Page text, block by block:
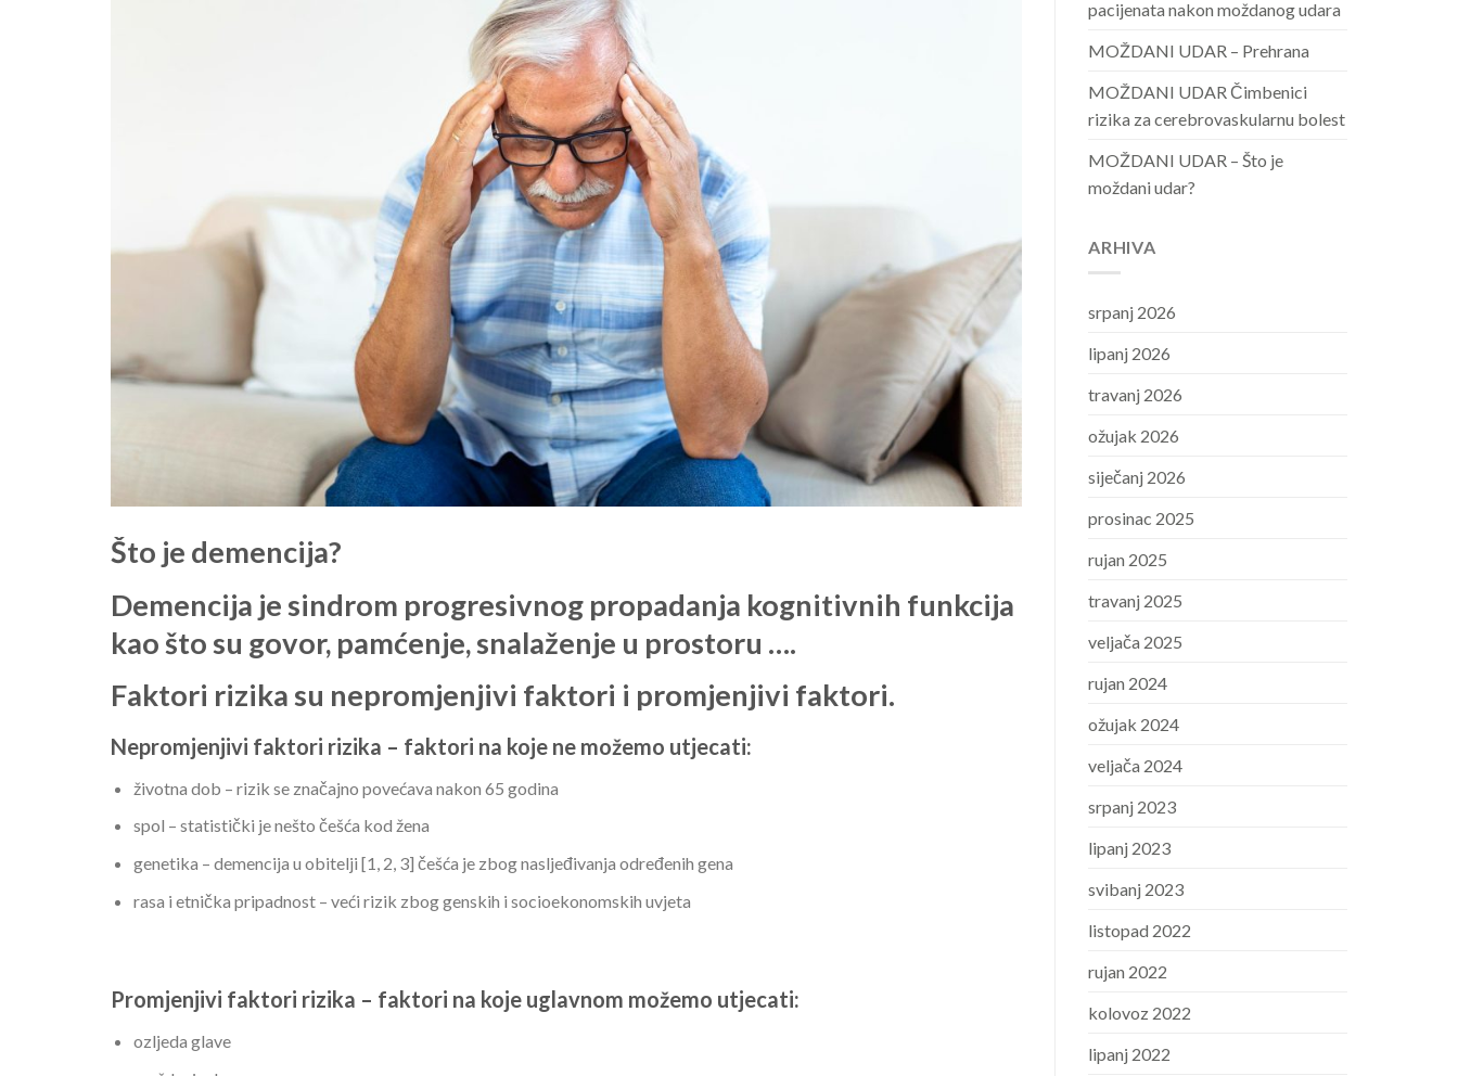
Što je demencija?
Demencija je sindrom progresivnog propadanja kognitivnih funkcija
kao što su govor, pamćenje, snalaženje u prostoru ….
Faktori rizika su nepromjenjivi faktori i promjenjivi faktori.
Nepromjenjivi faktori rizika – faktori na koje ne možemo utjecati:
životna dob – rizik se značajno povećava nakon 65 godina
spol – statistički je nešto češća kod žena
genetika – demencija u obitelji [1, 2, 3] češća je zbog nasljeđivanja određenih gena
rasa i etnička pripadnost – veći rizik zbog genskih i socioekonomskih uvjeta
Promjenjivi faktori rizika – faktori na koje uglavnom možemo utjecati:
ozljeda glave
pacijenata nakon moždanog udara
MOŽDANI UDAR – Prehrana
MOŽDANI UDAR Čimbenici
rizika za cerebrovaskularnu bolest
MOŽDANI UDAR – Što je
moždani udar?
ARHIVA
srpanj 2026
lipanj 2026
travanj 2026
ožujak 2026
siječanj 2026
prosinac 2025
rujan 2025
travanj 2025
veljača 2025
rujan 2024
ožujak 2024
veljača 2024
srpanj 2023
lipanj 2023
svibanj 2023
listopad 2022
rujan 2022
kolovoz 2022
lipanj 2022